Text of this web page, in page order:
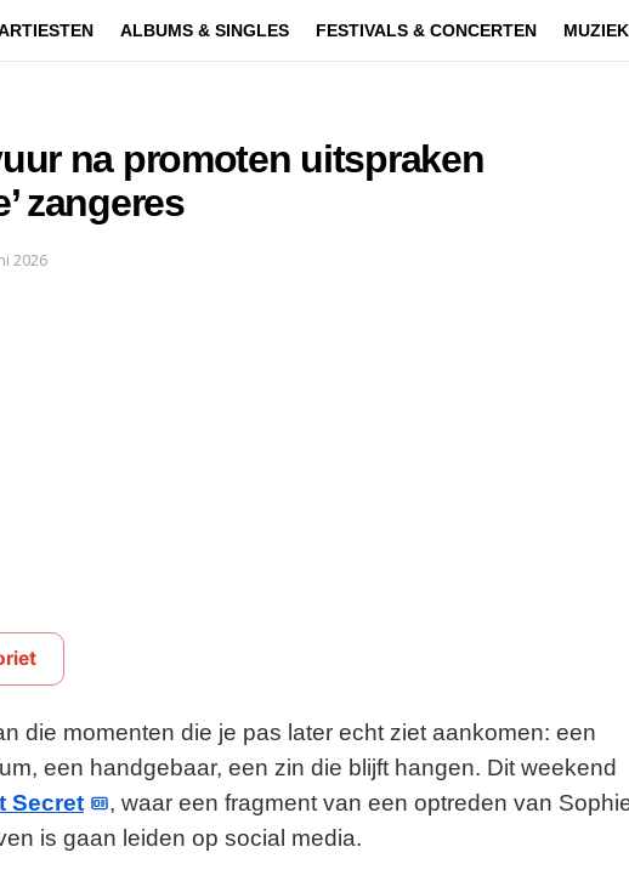
ALBUMS & SINGLES FESTIVALS & CONCERTEN
na promoten uitspraken
zangeres
2026
die momenten die je pas later echt ziet aankomen: een
een handgebaar, een zin die blijft hangen. Dit weekend
Secret
, waar een fragment van een optreden van
is gaan leiden op social media.